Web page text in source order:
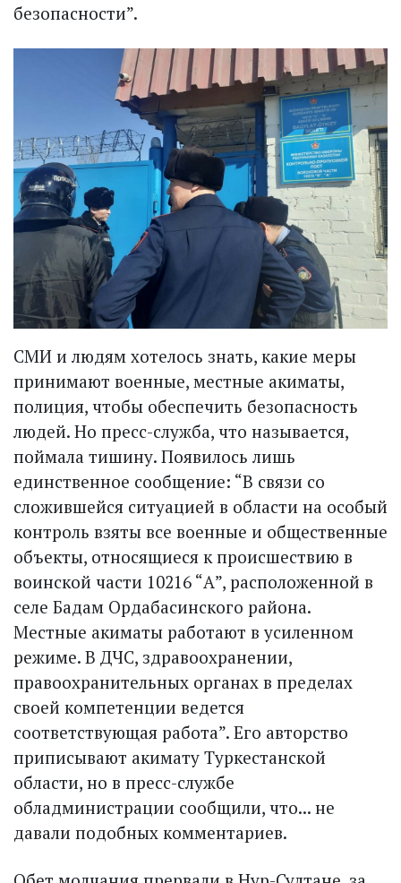
безопасности”.
СМИ и людям хотелось знать, какие меры
принимают военные, местные акиматы,
полиция, чтобы обеспечить безопасность
людей. Но пресс-служба, что называется,
поймала тишину. Появилось лишь
единственное сообщение: “В связи со
сложившейся ситуацией в области на особый
контроль взяты все военные и общественные
объекты, относящиеся к происшествию в
воинской части 10216 “А”, расположенной в
селе Бадам Ордабасинского района.
Местные акиматы работают в усиленном
режиме. В ДЧС, здравоохранении,
правоохранительных органах в пределах
своей компетенции ведется
соответствующая работа”. Его авторство
приписывают акимату Туркестанской
области, но в пресс-службе
обладминистрации сообщили, что... не
давали подобных комментариев.